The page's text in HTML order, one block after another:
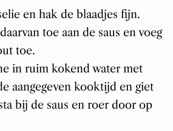
en hak de blaadjes fijn.
toe aan de saus en voeg
toe.
in ruim kokend water met
aangegeven kooktijd en giet
bij de saus en roer door op